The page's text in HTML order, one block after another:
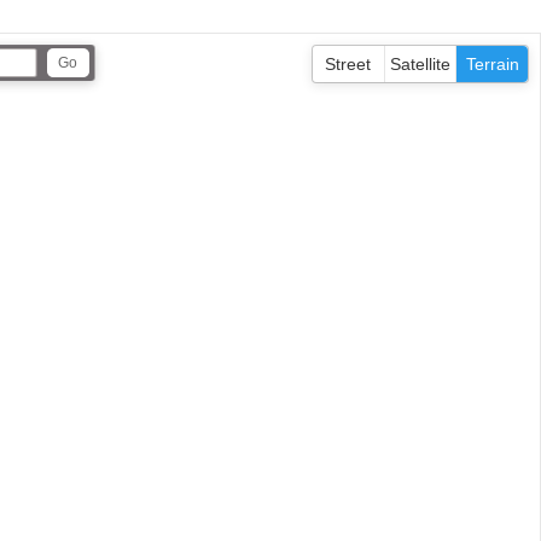
Street Satellite Terrain